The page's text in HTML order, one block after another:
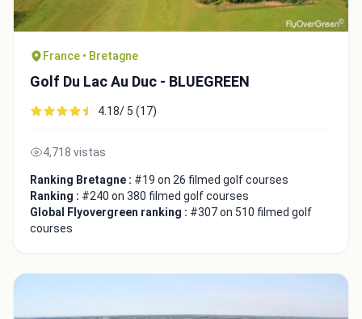
France • Bretagne
Golf Du Lac Au Duc - BLUEGREEN
4.18/ 5 (17)
4,718 vistas
Ranking Bretagne : #19 on 26 filmed golf courses
Ranking : #240 on 380 filmed golf courses
Global Flyovergreen ranking : #307 on 510 filmed golf
courses